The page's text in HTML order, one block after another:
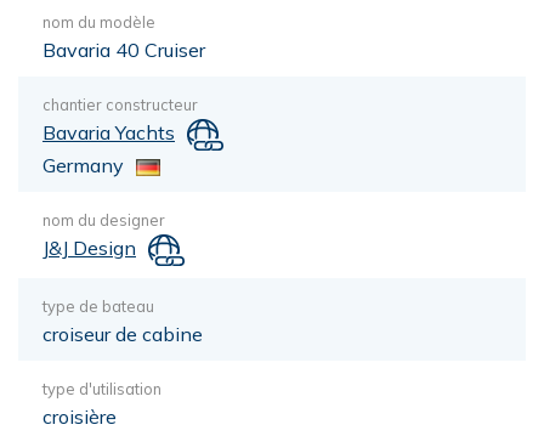
nom du modèle
Bavaria 40 Cruiser
chantier constructeur
Bavaria Yachts
Germany
nom du designer
J&J Design
type de bateau
croiseur de cabine
type d'utilisation
croisière